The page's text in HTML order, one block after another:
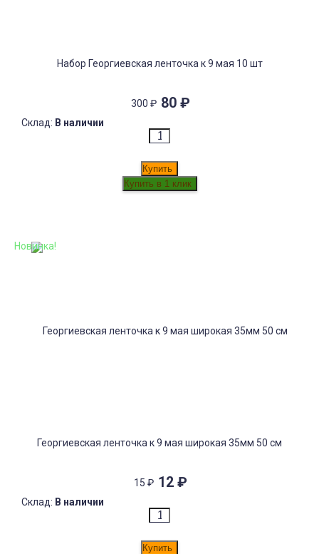
Набор Георгиевская ленточка к 9 мая 10 шт
300 ₽ 80 ₽
Склад: В наличии
Купить
Георгиевская ленточка к 9 мая широкая 35мм 50 см
15 ₽ 12 ₽
Склад: В наличии
Купить
Новинка!